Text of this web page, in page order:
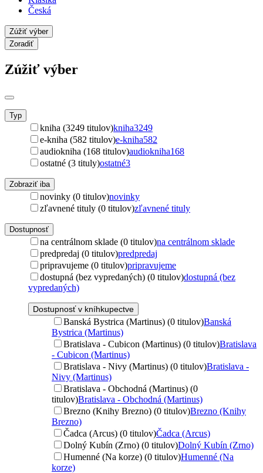
Česká
Zúžiť výber
Zoradiť
Zúžiť výber
Typ
kniha (3249 titulov)kniha3249
e-kniha (582 titulov)e-kniha582
audiokniha (168 titulov)audiokniha168
ostatné (3 tituly)ostatné3
Zobraziť iba
novinky (0 titulov)novinky
zľavnené tituly (0 titulov)zľavnené tituly
Dostupnosť
na centrálnom sklade (0 titulov)na centrálnom sklade
predpredaj (0 titulov)predpredaj
pripravujeme (0 titulov)pripravujeme
dostupná (bez vypredaných) (0 titulov)dostupná (bez
vypredaných)
Dostupnosť v kníhkupectve
Banská Bystrica (Martinus) (0 titulov)Banská
Bystrica (Martinus)
Bratislava - Cubicon (Martinus) (0 titulov)Bratislava
- Cubicon (Martinus)
Bratislava - Nivy (Martinus) (0 titulov)Bratislava -
Nivy (Martinus)
Bratislava - Obchodná (Martinus) (0
titulov)Bratislava - Obchodná (Martinus)
Brezno (Knihy Brezno) (0 titulov)Brezno (Knihy
Brezno)
Čadca (Arcus) (0 titulov)Čadca (Arcus)
Dolný Kubín (Zrno) (0 titulov)Dolný Kubín (Zrno)
Humenné (Na korze) (0 titulov)Humenné (Na
korze)